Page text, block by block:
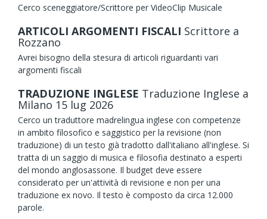
Cerco sceneggiatore/Scrittore per VideoClip Musicale
ARTICOLI ARGOMENTI FISCALI Scrittore a
Rozzano
Avrei bisogno della stesura di articoli riguardanti vari
argomenti fiscali
TRADUZIONE INGLESE Traduzione Inglese a
Milano 15 lug 2026
Cerco un traduttore madrelingua inglese con competenze
in ambito filosofico e saggistico per la revisione (non
traduzione) di un testo già tradotto dall'italiano all'inglese. Si
tratta di un saggio di musica e filosofia destinato a esperti
del mondo anglosassone. Il budget deve essere
considerato per un'attività di revisione e non per una
traduzione ex novo. Il testo è composto da circa 12.000
parole.